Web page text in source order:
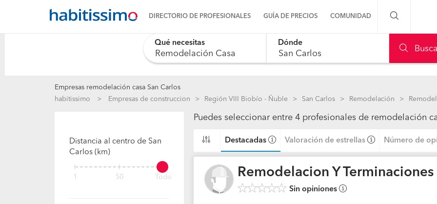
DIRECTORIO DE PROFESIONALES GUÍA DE PRECIOS COMUNIDAD
Preguntas a la comunidad
Galería de fotos
Procenter
Qué necesitas Dónde
Empresas remodelación casa San Carlos
habitissimo
Empresas de construccion Región VIII Biobío - Ñuble San Carlos Remodelación
Distancia al centro de San
Carlos (km)
1 50 Todo
Puedes seleccionar entre 4 profesionales de remodelación
Destacadas Valoración de estrellas Número de
Remodelacion Y
Sin opiniones